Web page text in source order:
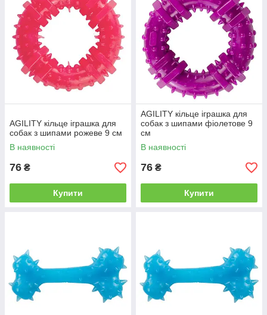
AGILITY кільце іграшка для
собак з шипами рожеве 9 см
В наявності
76 ₴
Купити
AGILITY кільце іграшка для
собак з шипами фіолетове 9
см
В наявності
76 ₴
Купити